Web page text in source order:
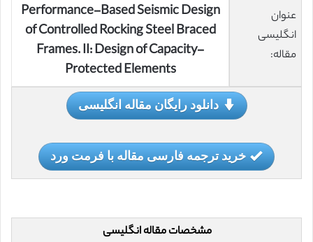
عنوان
انگلیسی
مقاله:
Performance-Based Seismic Design
of Controlled Rocking Steel Braced
Frames. II: Design of Capacity-
Protected Elements
دانلود رایگان مقاله انگلیسی
خرید ترجمه فارسی مقاله با فرمت ورد
مشخصات مقاله انگلیسی